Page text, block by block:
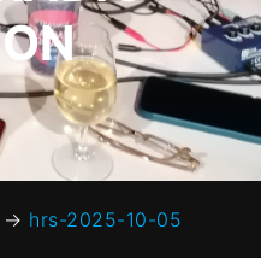
→ hrs-2025-10-05